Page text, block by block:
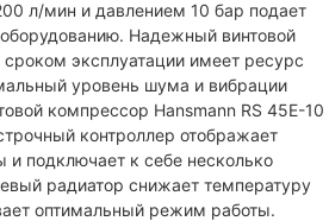
л/мин и давлением 10 бар подает
Надежный винтовой
эксплуатации имеет ресурс
уровень шума и вибрации
компрессор Hansmann RS 45E-10
контроллер отображает
подключает к себе несколько
радиатор снижает температуру
оптимальный режим работы.